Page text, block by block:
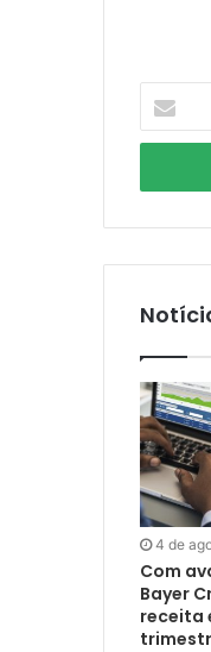
seu
mail
4 de
Com
Bayer
receita